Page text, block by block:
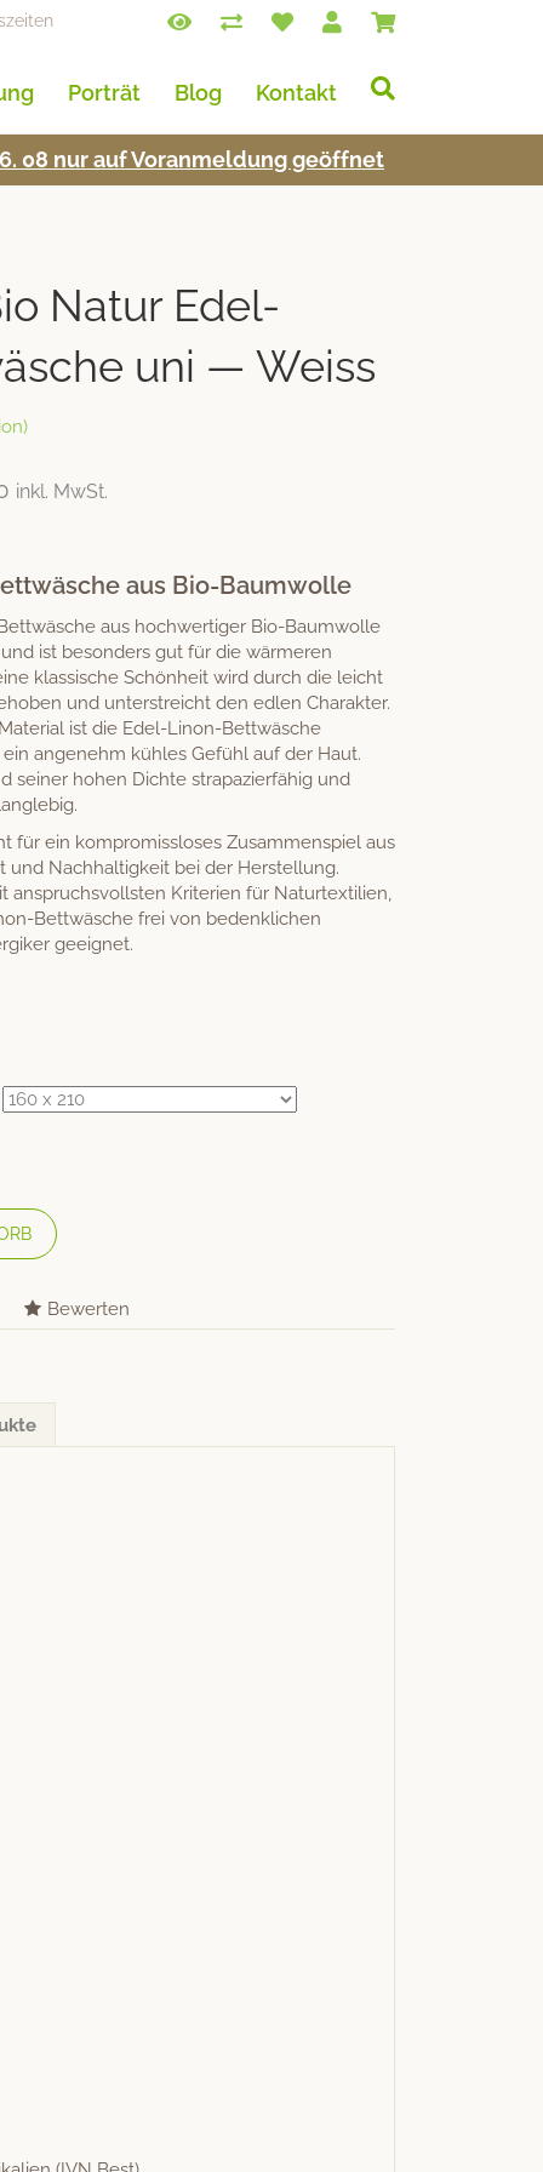
Porträt Blog Kontakt
08 nur auf Voran­mel­dung geöffnet
Natur Edel-
uni — Weiss
inkl. MwSt.
aus Bio-Baumwolle
aus hochwertiger Bio-Baumwolle
ist besonders gut für die wärmeren
klassische Schönheit wird durch die leicht
und unterstreicht den edlen Charakter.
ist die Edel-Linon-Bettwäsche
angenehm kühles Gefühl auf der Haut.
seiner hohen Dichte strapazierfähig und
für ein kompromissloses Zusammenspiel aus
und Nachhaltigkeit bei der Herstellung.
anspruchsvollsten Kriterien für Naturtextilien,
Bettwäsche frei von bedenklichen
geeignet.
Bewerten